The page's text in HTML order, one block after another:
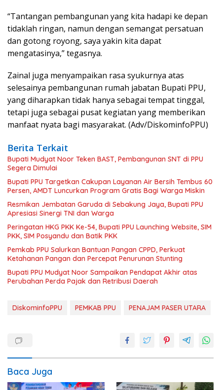
“Tantangan pembangunan yang kita hadapi ke depan
tidaklah ringan, namun dengan semangat persatuan
dan gotong royong, saya yakin kita dapat
mengatasinya,” tegasnya.
Zainal juga menyampaikan rasa syukurnya atas
selesainya pembangunan rumah jabatan Bupati PPU,
yang diharapkan tidak hanya sebagai tempat tinggal,
tetapi juga sebagai pusat kegiatan yang memberikan
manfaat nyata bagi masyarakat. (Adv/DiskominfoPPU)
Berita Terkait
Bupati Mudyat Noor Teken BAST, Pembangunan SNT di PPU
Segera Dimulai
Bupati PPU Targetkan Cakupan Layanan Air Bersih Tembus 60
Persen, AMDT Luncurkan Program Gratis Bagi Warga Miskin
Resmikan Jembatan Garuda di Sebakung Jaya, Bupati PPU
Apresiasi Sinergi TNI dan Warga
Peringatan HKG PKK Ke-54, Bupati PPU Launching Website, SIM
PKK, SIM Posyandu dan Batik PKK
Pemkab PPU Salurkan Bantuan Pangan CPPD, Perkuat
Ketahanan Pangan dan Percepat Penurunan Stunting
Bupati PPU Mudyat Noor Sampaikan Pendapat Akhir atas
Perubahan Perda Pajak dan Retribusi Daerah
DiskominfoPPU PEMKAB PPU PENAJAM PASER UTARA
Baca Juga